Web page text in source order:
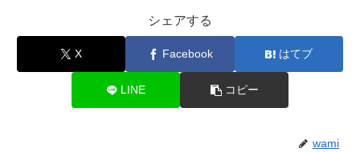
シェアする
X Facebook はてブ
LINE コピー
wami